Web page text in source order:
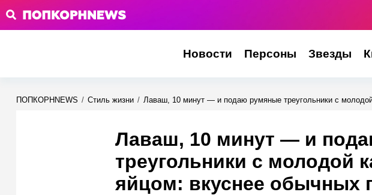
Новости Персоны Звезды
ПОПКОРНNEWS / Стиль жизни / Лаваш, 10 минут — и подаю румяные треугольники с
Лаваш, 10 минут — и
треугольники с молодой
яйцом: вкуснее обычных